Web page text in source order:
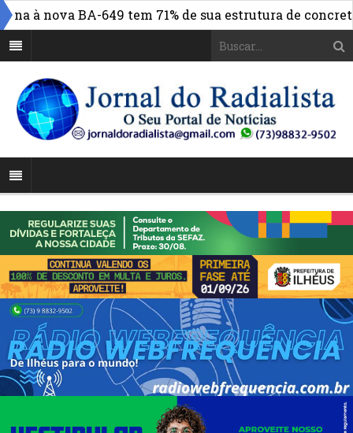
nova BA-649 tem 71% de sua estrutura de concreto